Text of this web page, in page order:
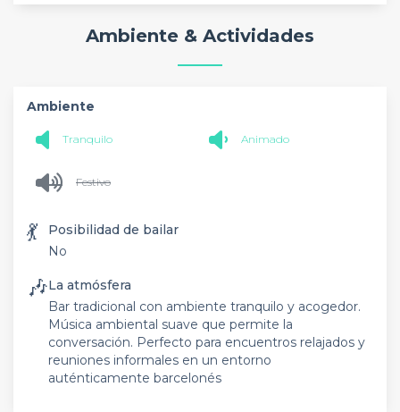
Ambiente & Actividades
Ambiente
Tranquilo Animado
Festivo
💃
Posibilidad de bailar
No
🎶La atmósfera
Bar tradicional con ambiente tranquilo y acogedor.
Música ambiental suave que permite la
conversación. Perfecto para encuentros relajados y
reuniones informales en un entorno
auténticamente barcelonés